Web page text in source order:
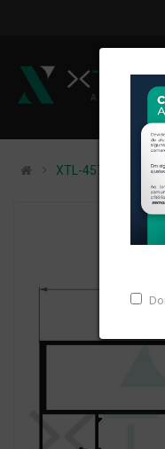
XTL-457 - (XS-